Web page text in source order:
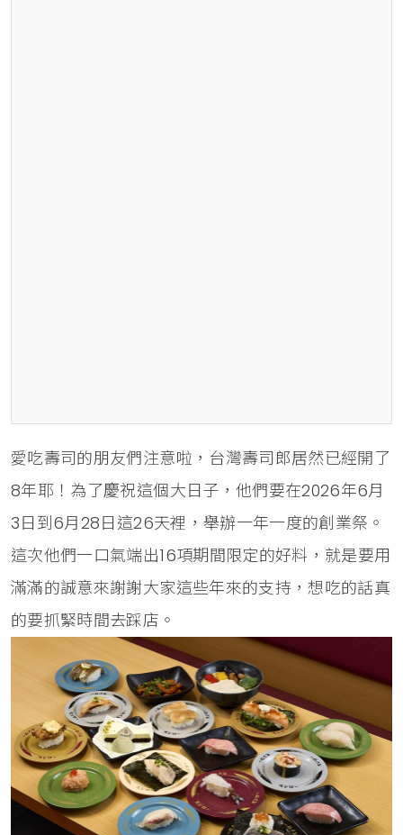
愛吃壽司的朋友們注意啦，台灣壽司郎居然已經開了
8年耶！為了慶祝這個大日子，他們要在2026年6月
3日到6月28日這26天裡，舉辦一年一度的創業祭。
這次他們一口氣端出16項期間限定的好料，就是要用
滿滿的誠意來謝謝大家這些年來的支持，想吃的話真
的要抓緊時間去踩店。